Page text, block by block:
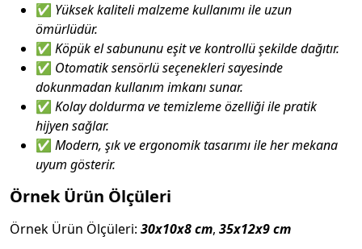
✅ Yüksek kaliteli malzeme kullanımı ile uzun
ömürlüdür.
✅ Köpük el sabununu eşit ve kontrollü şekilde dağıtır.
✅ Otomatik sensörlü seçenekleri sayesinde
dokunmadan kullanım imkanı sunar.
✅ Kolay doldurma ve temizleme özelliği ile pratik
hijyen sağlar.
✅ Modern, şık ve ergonomik tasarımı ile her mekana
uyum gösterir.
Örnek Ürün Ölçüleri
Örnek Ürün Ölçüleri: 30x10x8 cm, 35x12x9 cm